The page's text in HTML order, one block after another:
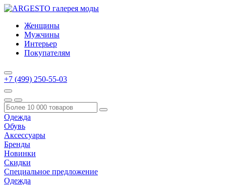
Женщины
Мужчины
Интерьер
Покупателям
+7 (499) 250-55-03
Одежда
Обувь
Аксессуары
Бренды
Новинки
Скидки
Специальное предложение
Одежда